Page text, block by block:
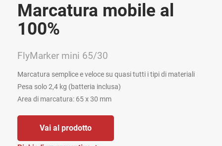
al
quasi tutti i tipi di materiali
Flessibile
Area di marcatura: 85 x 45